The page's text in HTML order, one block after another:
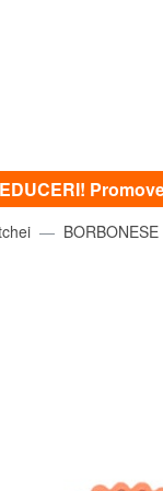
BORBONESE